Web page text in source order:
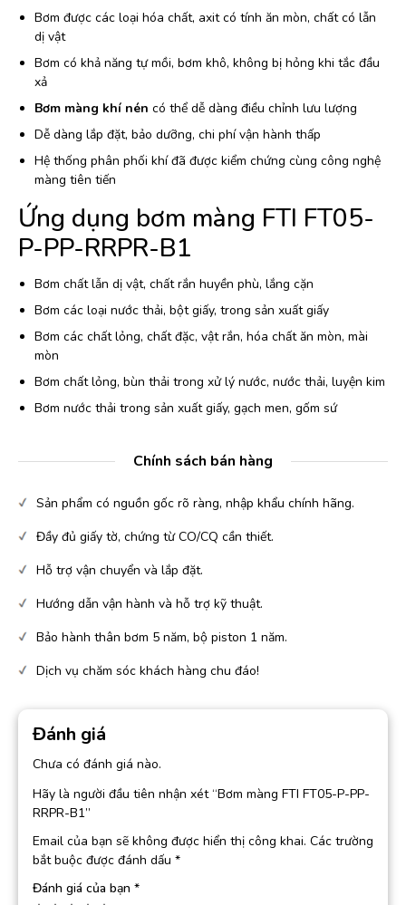
Bơm được các loại hóa chất, axit có tính ăn mòn, chất có lẫn
dị vật
Bơm có khả năng tự mồi, bơm khô, không bị hỏng khi tắc đầu
xả
Bơm màng khí nén có thể dễ dàng điều chỉnh lưu lượng
Dễ dàng lắp đặt, bảo dưỡng, chi phí vận hành thấp
Hệ thống phân phối khí đã được kiểm chứng cùng công nghệ
màng tiên tiến
Ứng dụng bơm màng FTI FT05-
P-PP-RRPR-B1
Bơm chất lẫn dị vật, chất rắn huyền phù, lắng cặn
Bơm các loại nước thải, bột giấy, trong sản xuất giấy
Bơm các chất lỏng, chất đặc, vật rắn, hóa chất ăn mòn, mài
mòn
Bơm chất lỏng, bùn thải trong xử lý nước, nước thải, luyện kim
Bơm nước thải trong sản xuất giấy, gạch men, gốm sứ
Chính sách bán hàng
Sản phẩm có nguồn gốc rõ ràng, nhập khẩu chính hãng.
Đầy đủ giấy tờ, chứng từ CO/CQ cần thiết.
Hỗ trợ vận chuyển và lắp đặt.
Hướng dẫn vận hành và hỗ trợ kỹ thuật.
Bảo hành thân bơm 5 năm, bộ piston 1 năm.
Dịch vụ chăm sóc khách hàng chu đáo!
Đánh giá
Chưa có đánh giá nào.
Hãy là người đầu tiên nhận xét “Bơm màng FTI FT05-P-PP-
RRPR-B1”
Email của bạn sẽ không được hiển thị công khai. Các trường
bắt buộc được đánh dấu *
Đánh giá của bạn *